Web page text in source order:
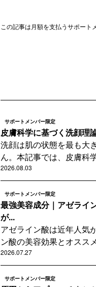
この記事は月額を支払うサポート
サポートメンバー限定
皮膚科学に基づく洗顔理
洗顔は肌の状態を最も大
ん。本記事では、皮膚科
2026.08.03
サポートメンバー限定
最強美容成分｜アゼライ
が...
アゼライン酸は近年人気
ン酸の美容効果とオスス
2026.07.27
サポートメンバー限定